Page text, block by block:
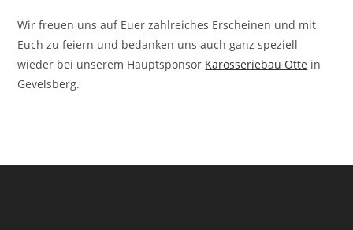
Wir freuen uns auf Euer zahlreiches Erscheinen und mit
Euch zu feiern und bedanken uns auch ganz speziell
wieder bei unserem Hauptsponsor Karosseriebau Otte in
Gevelsberg.